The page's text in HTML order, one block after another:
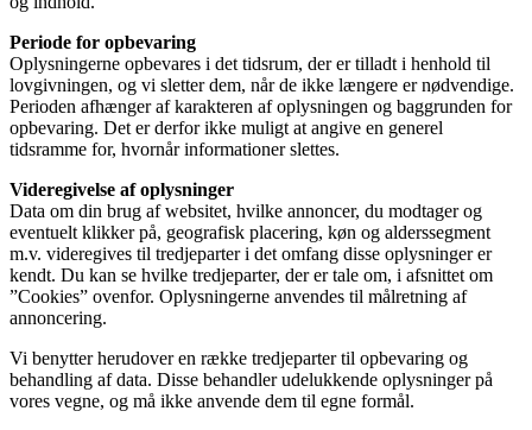
Periode for opbevaring
Oplysningerne opbevares i det tidsrum, der er tilladt i henhold til
lovgivningen, og vi sletter dem, når de ikke længere er nødvendige.
Perioden afhænger af karakteren af oplysningen og baggrunden for
opbevaring. Det er derfor ikke muligt at angive en generel
tidsramme for, hvornår informationer slettes.
Videregivelse af oplysninger
Data om din brug af websitet, hvilke annoncer, du modtager og
eventuelt klikker på, geografisk placering, køn og alderssegment
m.v. videregives til tredjeparter i det omfang disse oplysninger er
kendt. Du kan se hvilke tredjeparter, der er tale om, i afsnittet om
”Cookies” ovenfor. Oplysningerne anvendes til målretning af
annoncering.
Vi benytter herudover en række tredjeparter til opbevaring og
behandling af data. Disse behandler udelukkende oplysninger på
vores vegne, og må ikke anvende dem til egne formål.